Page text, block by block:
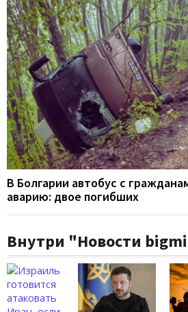
В Болгарии автобус с
аварию: двое погибших
Внутри "Новости